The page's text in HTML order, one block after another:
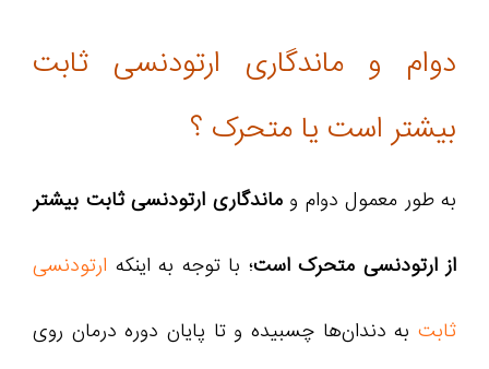
دوام و ماندگاری ارتودنسی ثابت
بیشتر است یا متحرک ؟
به طور معمول دوام وماندگاری ارتودنسی ثابت بیشتر
از ارتودنسی متحرک است؛ با توجه به اینکه ارتودنسی
ثابت به دندان‌ها چسبیده و تا پایان دوره درمان روی